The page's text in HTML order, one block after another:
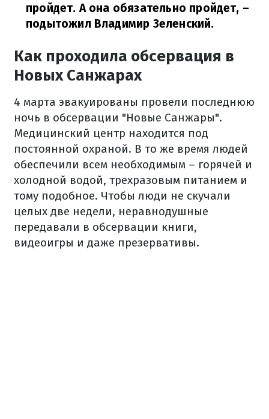
пройдет. А она обязательно пройдет, –
подытожил Владимир Зеленский.
Как проходила обсервация в
Новых Санжарах
4 марта эвакуированы провели последнюю
ночь в обсервации "Новые Санжары".
Медицинский центр находится под
постоянной охраной. В то же время людей
обеспечили всем необходимым – горячей и
холодной водой, трехразовым питанием и
тому подобное. Чтобы люди не скучали
целых две недели, неравнодушные
передавали в обсервации книги,
видеоигры и даже презервативы.